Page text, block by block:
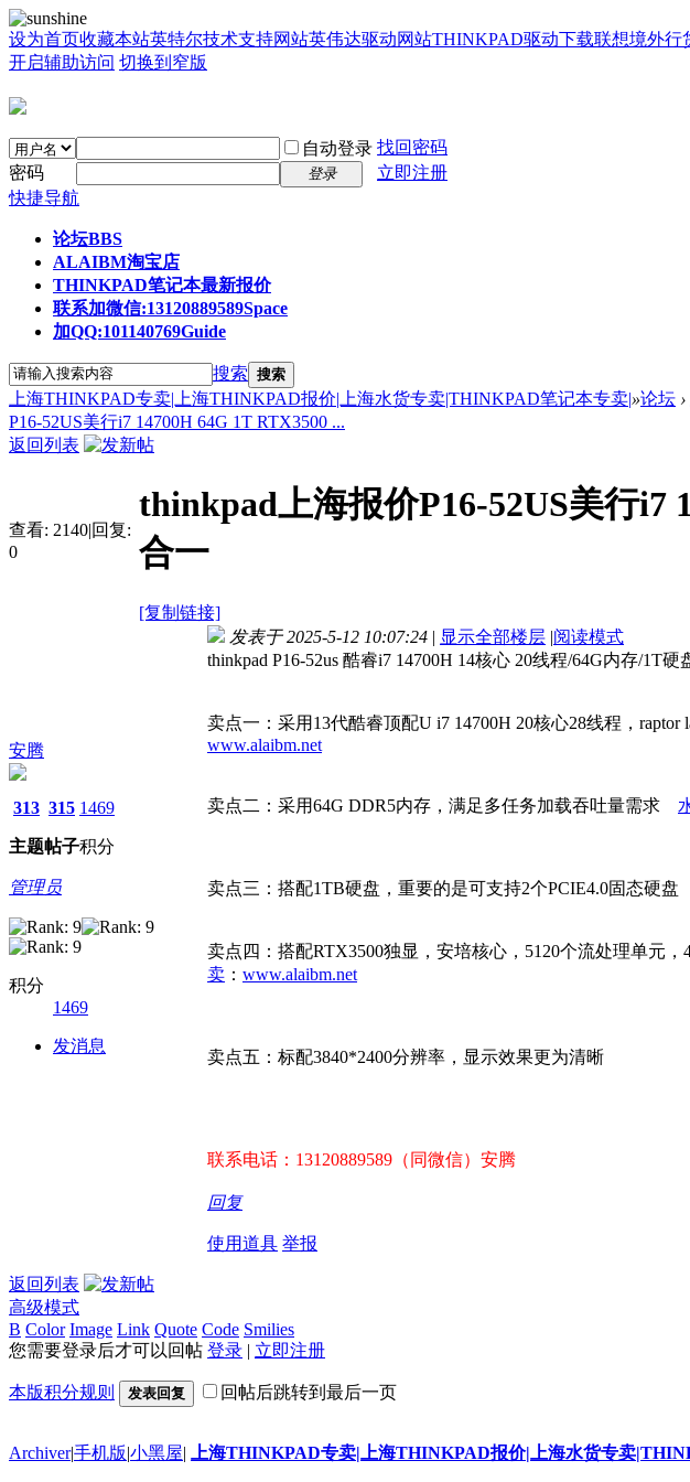
设为首页收藏本站英特尔技术支持网站英伟达驱动网站THINKPAD驱动下载联想境外行
开启辅助访问 切换到窄版
自动登录 找回密码
密码
登录
立即注册
快捷导航
论坛BBS
ALAIBM淘宝店
THINKPAD笔记本最新报价
联系加微信:13120889589Space
加QQ:101140769Guide
搜索 搜索
上海THINKPAD专卖|上海THINKPAD报价|上海水货专卖|THINKPAD笔记本专卖|»论坛 ›
P16-52US美行i7 14700H 64G 1T RTX3500 ...
返回列表
查看: 2140|回复:
0
thinkpad上海报价P16-52US美行i7
合一
[复制链接]
安腾
313
主题
315
帖子
1469
积分
管理员
积分
1469
发消息
发表于 2025-5-12 10:07:24 | 显示全部楼层 |阅读模式
thinkpad P16-52us 酷睿i7 14700H 14核心 20线程/64G内存/1T
卖点一：采用13代酷睿顶配U i7 14700H 20核心28线程，
www.alaibm.net
卖点二：采用64G DDR5内存，满足多任务加载吞吐量需求
卖点三：搭配1TB硬盘，重要的是可支持2个PCIE4.0固态硬盘
卖点四：搭配RTX3500独显，安培核心，5120个流处理单元
卖 ： www.alaibm.net
卖点五：标配3840*2400分辨率，显示效果更为清晰
联系电话：13120889589（同微信）安腾
回复
使用道具 举报
返回列表
高级模式
B Color Image Link Quote Code Smilies
您需要登录后才可以回帖 登录 | 立即注册
本版积分规则 发表回复 回帖后跳转到最后一页
Archiver|手机版|小黑屋| 上海THINKPAD专卖|上海THINKPAD报价|上海水货专卖